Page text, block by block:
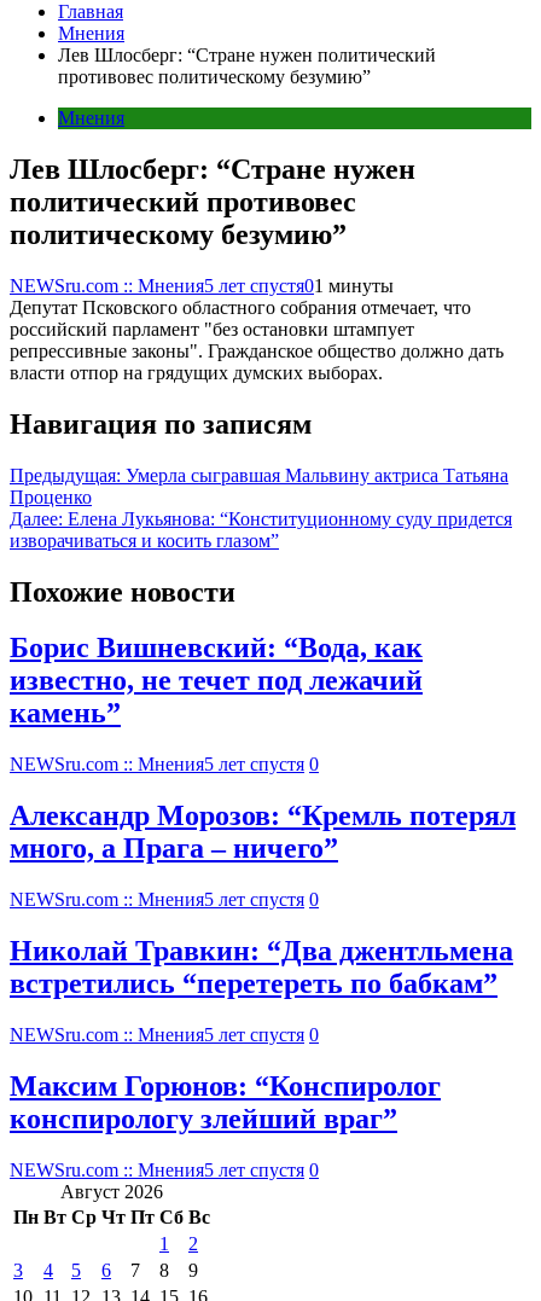
Главная
Мнения
Лев Шлосберг: “Стране нужен политический
противовес политическому безумию”
Мнения
Лев Шлосберг: “Стране нужен
политический противовес
политическому безумию”
NEWSru.com :: Мнения5 лет спустя01 минуты
Депутат Псковского областного собрания отмечает, что
российский парламент "без остановки штампует
репрессивные законы". Гражданское общество должно дать
власти отпор на грядущих думских выборах.
Навигация по записям
Предыдущая: Умерла сыгравшая Мальвину актриса Татьяна
Проценко
Далее: Елена Лукьянова: “Конституционному суду придется
изворачиваться и косить глазом”
Похожие новости
Борис Вишневский: “Вода, как
известно, не течет под лежачий
камень”
NEWSru.com :: Мнения5 лет спустя 0
Александр Морозов: “Кремль потерял
много, а Прага – ничего”
NEWSru.com :: Мнения5 лет спустя 0
Николай Травкин: “Два джентльмена
встретились “перетереть по бабкам”
NEWSru.com :: Мнения5 лет спустя 0
Максим Горюнов: “Конспиролог
конспирологу злейший враг”
NEWSru.com :: Мнения5 лет спустя 0
Август 2026
Пн Вт Ср Чт Пт Сб Вс
1
2
3
4 5 6 7 8
9
10 11 12 13 14 15 16